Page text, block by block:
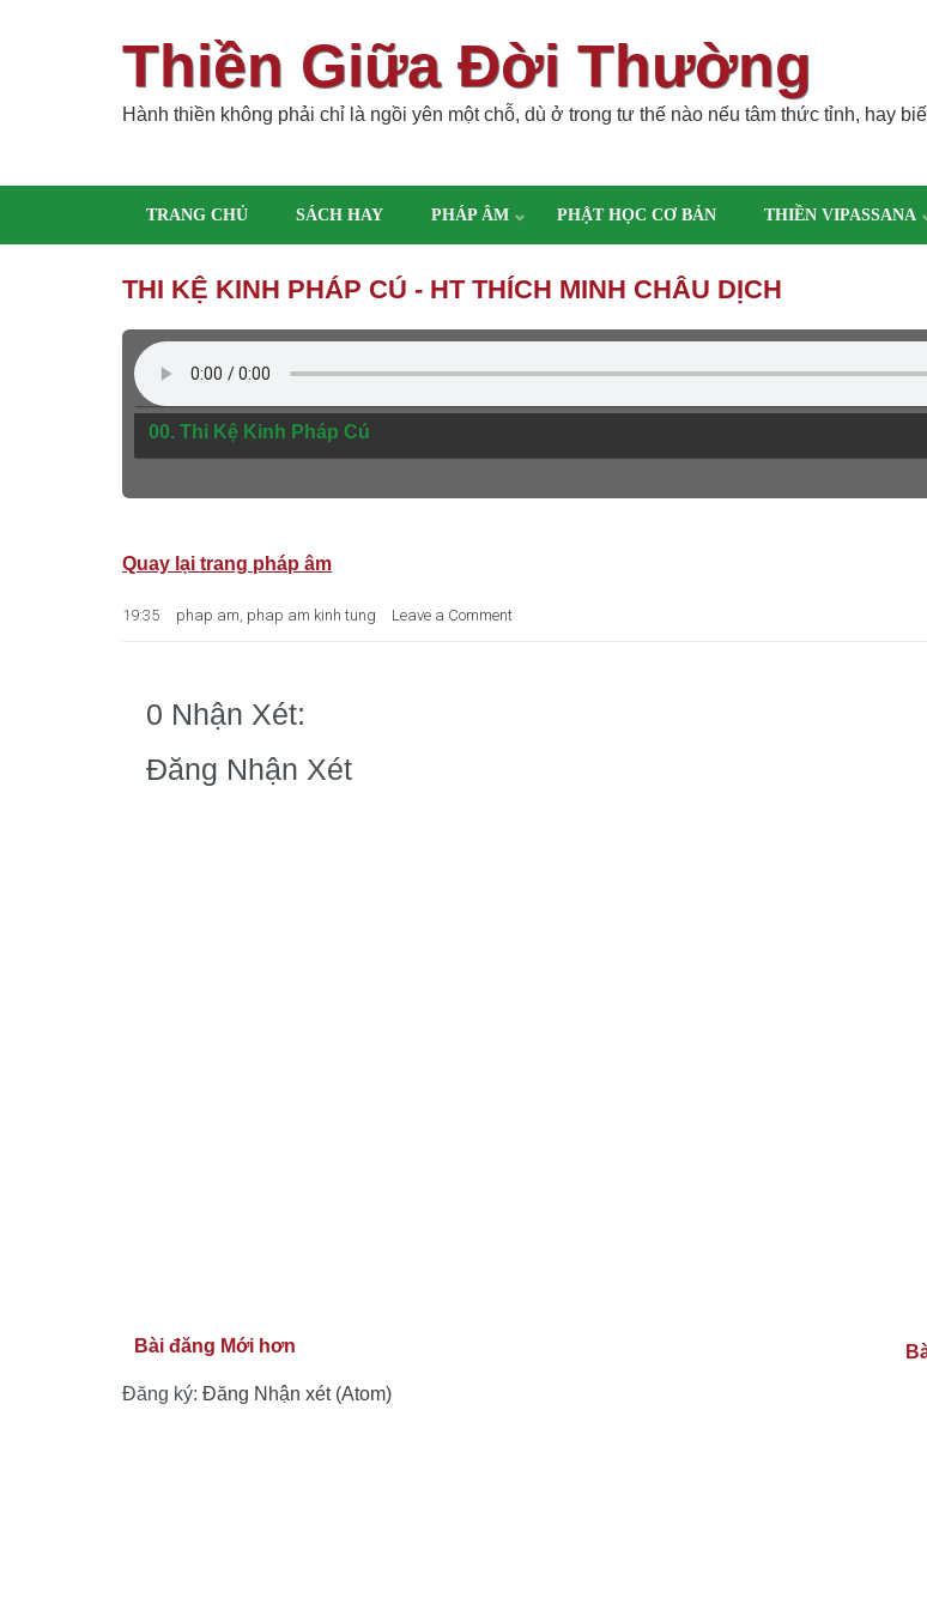
Thiền Giữa Đời Thường
Hành thiền không phải chỉ là ngồi yên một chỗ, dù ở trong tư thế nào nếu tâm thức tỉnh, hay
TRANG CHỦ SÁCH HAY PHÁP ÂM PHẬT HỌC CƠ BẢN THIỀN VIPASSANA
THI KỆ KINH PHÁP CÚ - HT THÍCH MINH CHÂU DỊCH
00. Thi Kệ Kinh Pháp Cú
Quay lại trang pháp âm
19:35 phap am, phap am kinh tung Leave a Comment
0 Nhận Xét:
Đăng Nhận Xét
Bài đăng Mới hơn
Đăng ký: Đăng Nhận xét (Atom)